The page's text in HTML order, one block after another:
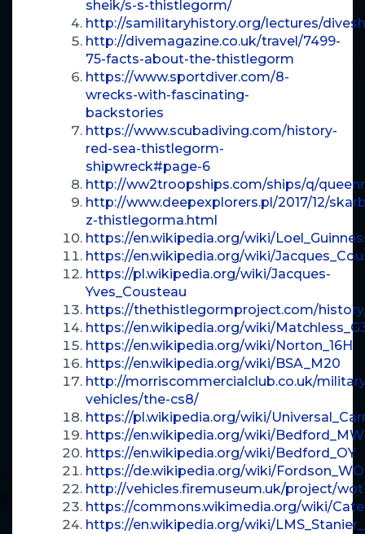
sheik/s-s-thistlegorm/
http://samilitaryhistory.org/lectures/
http://divemagazine.co.uk/travel/7499-
75-facts-about-the-thistlegorm
https://www.sportdiver.com/8-
wrecks-with-fascinating-
backstories
https://www.scubadiving.com/history-
red-sea-thistlegorm-
shipwreck#page-6
http://ww2troopships.com/ships/q/
http://www.deepexplorers.pl/2017/12/
z-thistlegorma.html
https://en.wikipedia.org/wiki/
https://en.wikipedia.org/wiki/
https://pl.wikipedia.org/wiki/Jacques-
Yves_Cousteau
https://thethistlegormproject.com/
https://en.wikipedia.org/wiki/
https://en.wikipedia.org/wiki/Norton_16H
https://en.wikipedia.org/wiki/BSA_M20
http://morriscommercialclub.co.uk/
vehicles/the-cs8/
https://pl.wikipedia.org/wiki/
https://en.wikipedia.org/wiki/Bedford_MW
https://en.wikipedia.org/wiki/Bedford_OY
https://de.wikipedia.org/wiki/
http://vehicles.firemuseum.uk/project/
https://commons.wikimedia.org/wiki/
https://en.wikipedia.org/wiki/